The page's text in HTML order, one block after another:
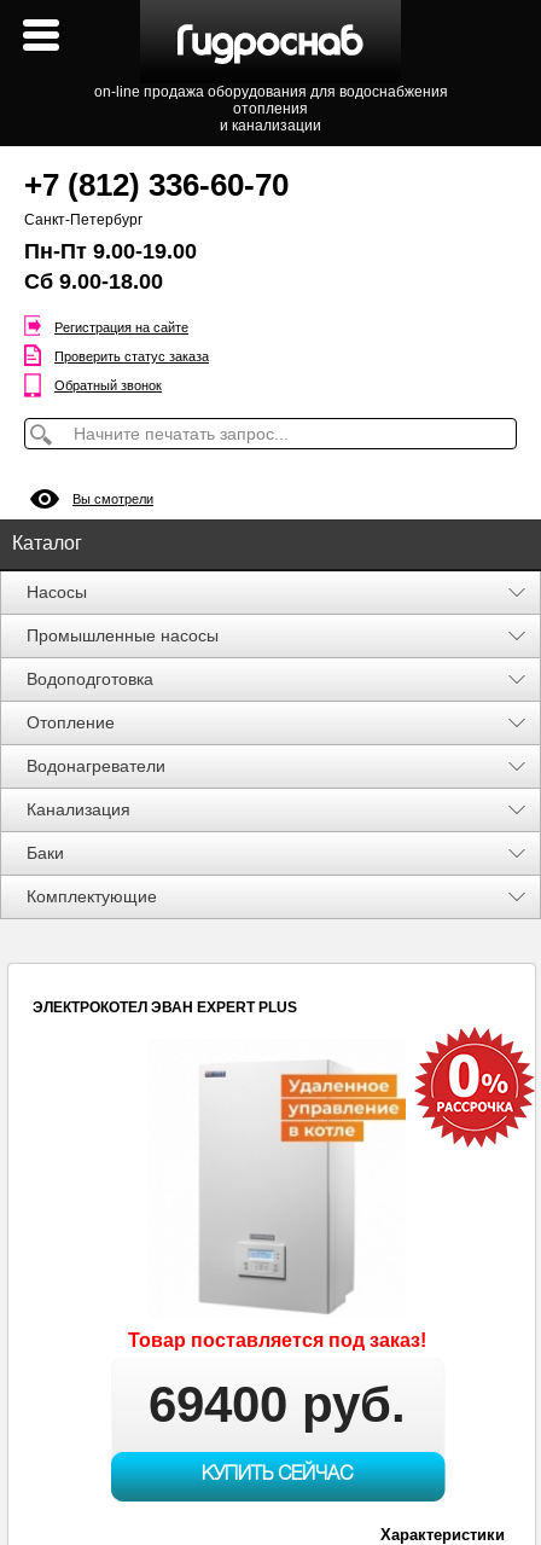
on-line продажа оборудования для водоснабжения
отопления
и канализации
+7 (812) 336-60-70
Санкт-Петербург
Пн-Пт 9.00-19.00
Сб 9.00-18.00
Регистрация на сайте
Проверить статус заказа
Обратный звонок
Вы смотрели
Каталог
Насосы
Промышленные насосы
Водоподготовка
Отопление
Водонагреватели
Канализация
Баки
Комплектующие
Акции %
ЭЛЕКТРОКОТЕЛ ЭВАН EXPERT PLUS
Товар поставляется под заказ!
69400 руб.
КУПИТЬ СЕЙЧАС
Характеристики